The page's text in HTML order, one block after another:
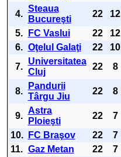
4.
Steaua
Bucureşti
22 12
5.
FC Vaslui 22 12
6. Oţelul Galaţi 22 10
7.
Universitatea
Cluj
22 8
8.
Pandurii
Târgu Jiu
22 8
9.
Astra
Ploieşti
22 7
10.
FC Braşov 22 7
11. Gaz Metan 22 7